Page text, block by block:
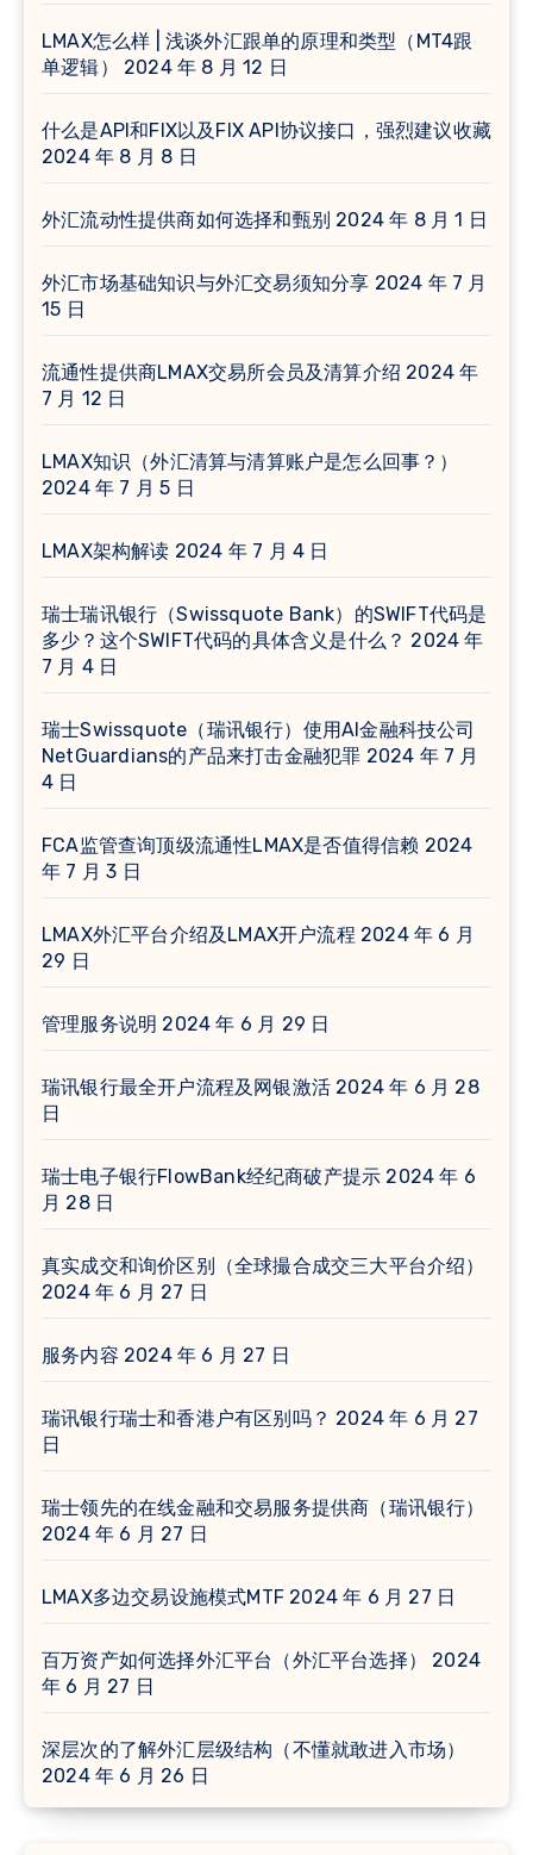
LMAX怎么样 | 浅谈外汇跟单的原理和类型（MT4跟
单逻辑）
2024 年 8 月 12 日
什么是API和FIX以及FIX API协议接口，强烈建议收藏
2024 年 8 月 8 日
外汇流动性提供商如何选择和甄别 2024 年 8 月 1 日
外汇市场基础知识与外汇交易须知分享 2024 年 7 月
15 日
流通性提供商LMAX交易所会员及清算介绍 2024 年
7 月 12 日
LMAX知识（外汇清算与清算账户是怎么回事？）
2024 年 7 月 5 日
LMAX架构解读 2024 年 7 月 4 日
瑞士瑞讯银行（Swissquote Bank）的SWIFT代码是
多少？这个SWIFT代码的具体含义是什么？ 2024 年
7 月 4 日
瑞士Swissquote（瑞讯银行）使用AI金融科技公司
NetGuardians的产品来打击金融犯罪 2024 年 7 月
4 日
FCA监管查询顶级流通性LMAX是否值得信赖 2024
年 7 月 3 日
LMAX外汇平台介绍及LMAX开户流程 2024 年 6 月
29 日
管理服务说明 2024 年 6 月 29 日
瑞讯银行最全开户流程及网银激活 2024 年 6 月 28
日
瑞士电子银行FlowBank经纪商破产提示 2024 年 6
月 28 日
真实成交和询价区别（全球撮合成交三大平台介绍）
2024 年 6 月 27 日
服务内容 2024 年 6 月 27 日
瑞讯银行瑞士和香港户有区别吗？ 2024 年 6 月 27
日
瑞士领先的在线金融和交易服务提供商（瑞讯银行）
2024 年 6 月 27 日
LMAX多边交易设施模式MTF 2024 年 6 月 27 日
百万资产如何选择外汇平台（外汇平台选择）
2024
年 6 月 27 日
深层次的了解外汇层级结构（不懂就敢进入市场）
2024 年 6 月 26 日